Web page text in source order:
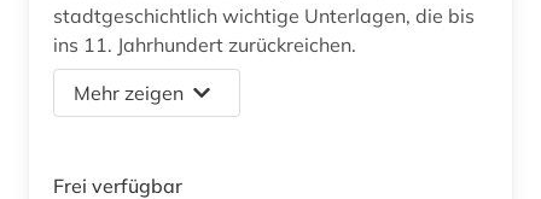
stadtgeschichtlich wichtige Unterlagen, die bis
ins 11. Jahrhundert zurückreichen.
Mehr zeigen
Frei verfügbar